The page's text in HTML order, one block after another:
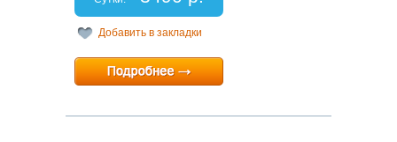
Добавить в закладки
Минимальный срок:1 суток
Расчетный час:12:00